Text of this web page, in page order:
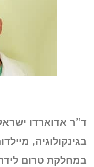
ד”ר אדוארדו
בגינקולוגיה,
במחלקת טרום